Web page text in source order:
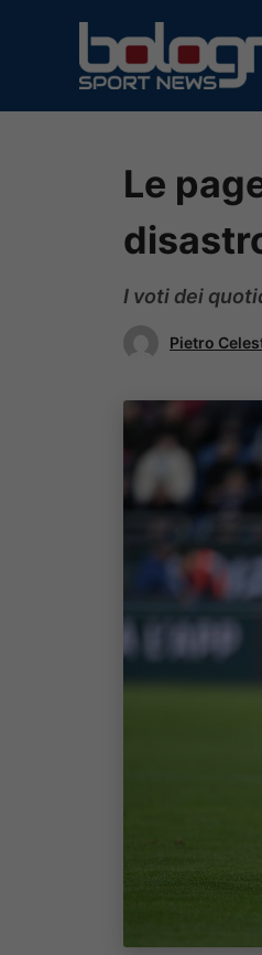
contenuto
Le
I voti dei
Pietro